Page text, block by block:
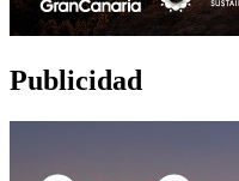
Publicidad